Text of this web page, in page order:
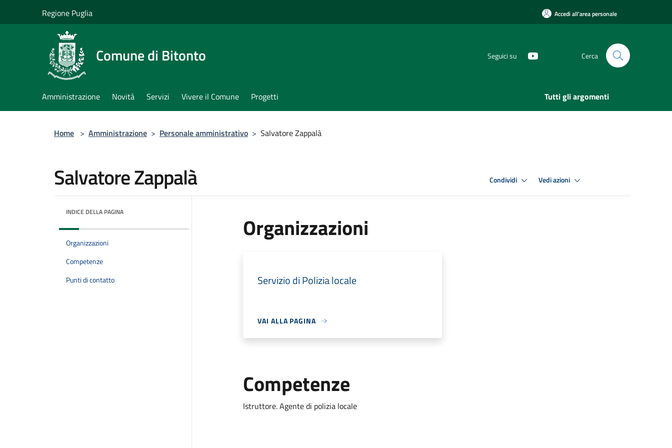
Regione Puglia Accedi all'area personale
Comune di Bitonto Seguici su Cerca
Amministrazione Novità Servizi Vivere il Comune Progetti Tutti gli argomenti
Home > Amministrazione > Personale amministrativo > Salvatore Zappalà
Salvatore Zappalà Condividi Vedi azioni
INDICE DELLA PAGINA
Organizzazioni
Competenze
Punti di contatto
Organizzazioni
Servizio di Polizia locale
VAI ALLA PAGINA
Competenze
Istruttore. Agente di polizia locale